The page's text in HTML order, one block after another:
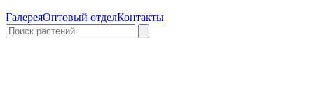
ГалереяОптовый отделКонтакты